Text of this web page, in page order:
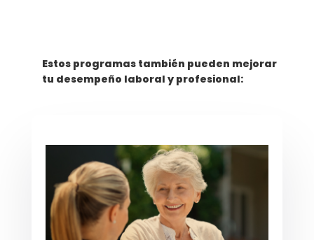
Estos programas también pueden mejorar
tu desempeño laboral y profesional: